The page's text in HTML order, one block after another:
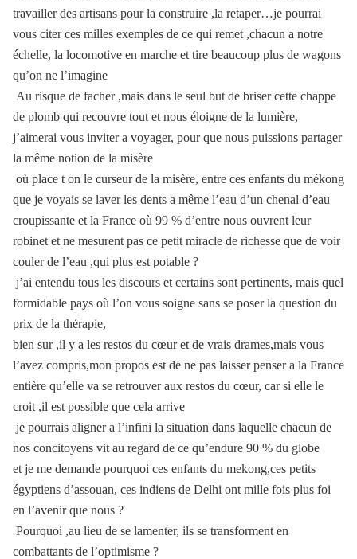
travailler des artisans pour la construire ,la retaper…je pourrai
vous citer ces milles exemples de ce qui remet ,chacun a notre
échelle, la locomotive en marche et tire beaucoup plus de wagons
qu’on ne l’imagine
Au risque de facher ,mais dans le seul but de briser cette chappe
de plomb qui recouvre tout et nous éloigne de la lumière,
j’aimerai vous inviter a voyager, pour que nous puissions partager
la même notion de la misère
où place t on le curseur de la misère, entre ces enfants du mékong
que je voyais se laver les dents a même l’eau d’un chenal d’eau
croupissante et la France où 99 % d’entre nous ouvrent leur
robinet et ne mesurent pas ce petit miracle de richesse que de voir
couler de l’eau ,qui plus est potable ?
j’ai entendu tous les discours et certains sont pertinents, mais quel
formidable pays où l’on vous soigne sans se poser la question du
prix de la thérapie,
bien sur ,il y a les restos du cœur et de vrais drames,mais vous
l’avez compris,mon propos est de ne pas laisser penser a la France
entière qu’elle va se retrouver aux restos du cœur, car si elle le
croit ,il est possible que cela arrive
je pourrais aligner a l’infini la situation dans laquelle chacun de
nos concitoyens vit au regard de ce qu’endure 90 % du globe
et je me demande pourquoi ces enfants du mekong,ces petits
égyptiens d’assouan, ces indiens de Delhi ont mille fois plus foi
en l’avenir que nous ?
Pourquoi ,au lieu de se lamenter, ils se transforment en
combattants de l’optimisme ?